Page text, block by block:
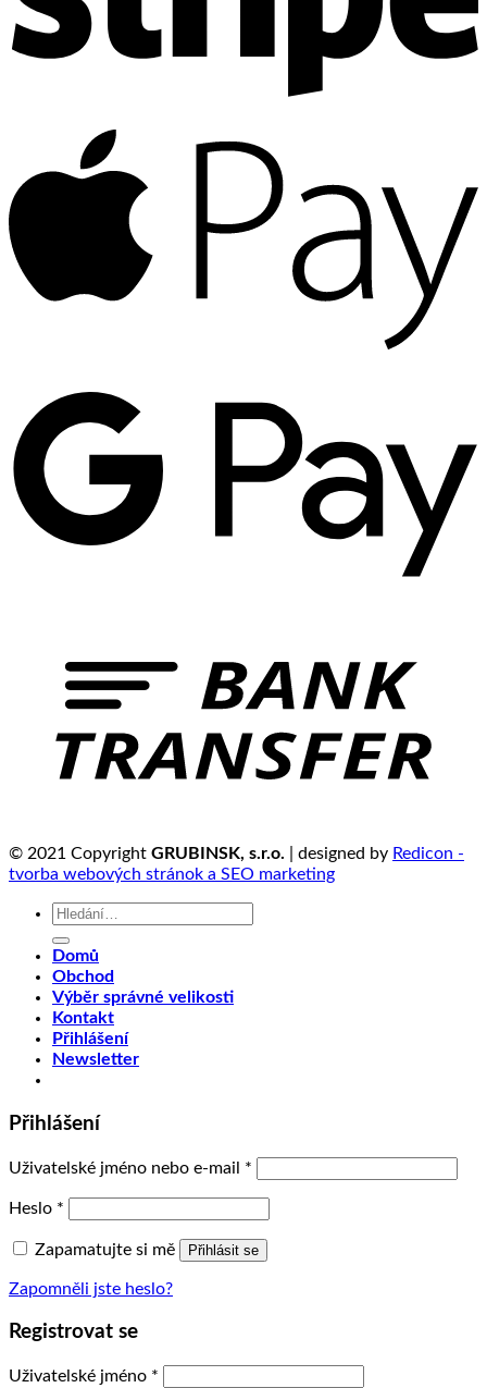
© 2021 Copyright GRUBINSK, s.r.o. | designed by Redicon -
tvorba webových stránok a SEO marketing
Hledat:
Domů
Obchod
Výběr správné velikosti
Kontakt
Přihlášení
Newsletter
Přihlášení
Uživatelské jméno nebo e-mail *
Heslo *
Zapamatujte si mě Přihlásit se
Zapomněli jste heslo?
Registrovat se
Uživatelské jméno *